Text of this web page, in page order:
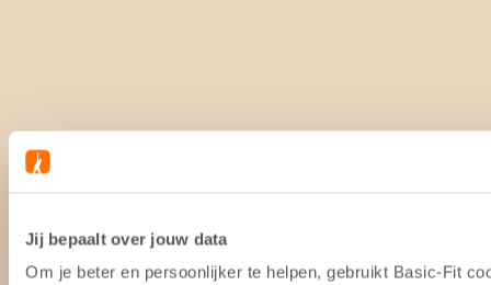
Jij bepaalt over jouw data
Om je beter en persoonlijker te helpen, gebruikt Basic-Fit